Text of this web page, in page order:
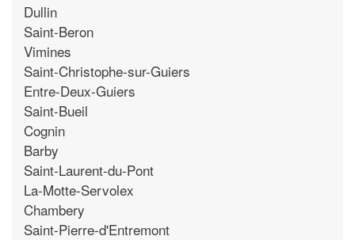
Dullin
Saint-Beron
Vimines
Saint-Christophe-sur-Guiers
Entre-Deux-Guiers
Saint-Bueil
Cognin
Barby
Saint-Laurent-du-Pont
La-Motte-Servolex
Chambery
Saint-Pierre-d'Entremont